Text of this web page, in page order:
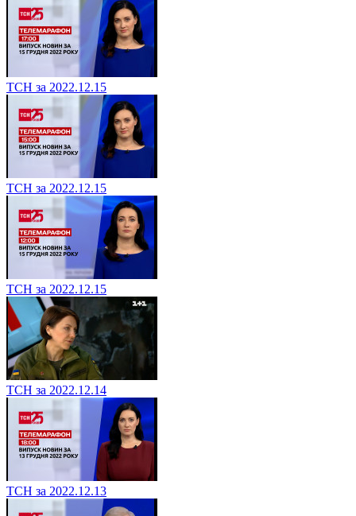
ТСН за 2022.12.15
ТСН за 2022.12.15
ТСН за 2022.12.15
ТСН за 2022.12.14
ТСН за 2022.12.13